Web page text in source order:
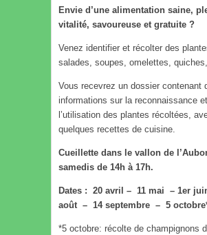
Envie d’une alimentation saine,
vitalité, savoureuse et gratuite ?
Venez identifier et récolter des
salades, soupes, omelettes,
Vous recevrez un dossier contenant
informations sur la reconnaissance et
l’utilisation des plantes récoltées,
quelques recettes de cuisine.
Cueillette dans le vallon de
samedis de 14h à 17h.
Dates : 20 avril – 11 mai – 1er
août – 14 septembre – 5
*5 octobre: récolte de champignons